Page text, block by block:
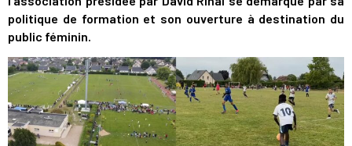
politique de formation et son ouverture à destination du
public féminin.